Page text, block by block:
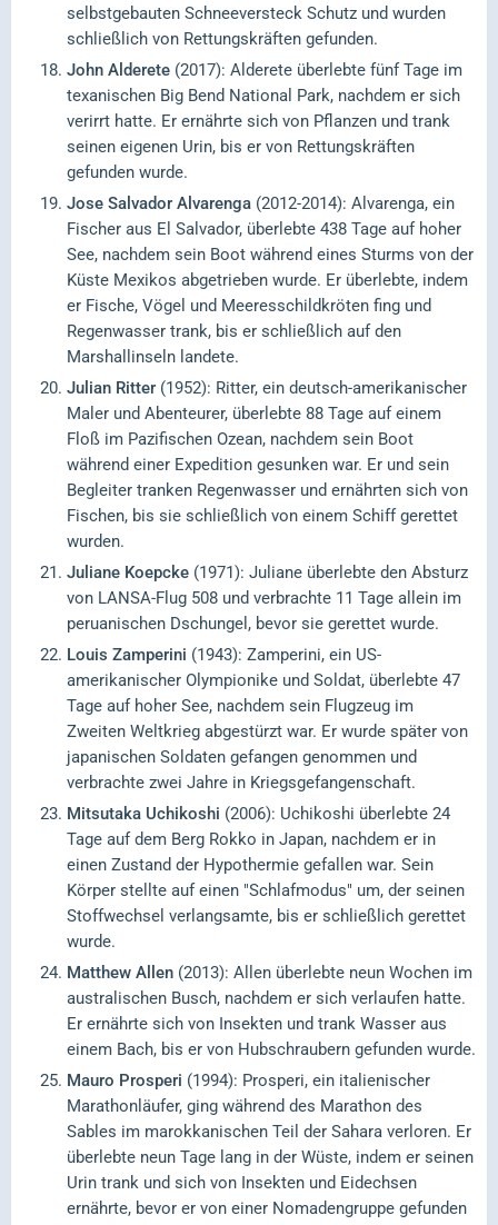
selbstgebauten Schneeversteck Schutz und wurden
schließlich von Rettungskräften gefunden.
John Alderete (2017): Alderete überlebte fünf Tage im
texanischen Big Bend National Park, nachdem er sich
verirrt hatte. Er ernährte sich von Pflanzen und trank
seinen eigenen Urin, bis er von Rettungskräften
gefunden wurde.
Jose Salvador Alvarenga (2012-2014): Alvarenga, ein
Fischer aus El Salvador, überlebte 438 Tage auf hoher
See, nachdem sein Boot während eines Sturms von der
Küste Mexikos abgetrieben wurde. Er überlebte, indem
er Fische, Vögel und Meeresschildkröten fing und
Regenwasser trank, bis er schließlich auf den
Marshallinseln landete.
Julian Ritter (1952): Ritter, ein deutsch-amerikanischer
Maler und Abenteurer, überlebte 88 Tage auf einem
Floß im Pazifischen Ozean, nachdem sein Boot
während einer Expedition gesunken war. Er und sein
Begleiter tranken Regenwasser und ernährten sich von
Fischen, bis sie schließlich von einem Schiff gerettet
wurden.
Juliane Koepcke (1971): Juliane überlebte den Absturz
von LANSA-Flug 508 und verbrachte 11 Tage allein im
peruanischen Dschungel, bevor sie gerettet wurde.
Louis Zamperini (1943): Zamperini, ein US-
amerikanischer Olympionike und Soldat, überlebte 47
Tage auf hoher See, nachdem sein Flugzeug im
Zweiten Weltkrieg abgestürzt war. Er wurde später von
japanischen Soldaten gefangen genommen und
verbrachte zwei Jahre in Kriegsgefangenschaft.
Mitsutaka Uchikoshi (2006): Uchikoshi überlebte 24
Tage auf dem Berg Rokko in Japan, nachdem er in
einen Zustand der Hypothermie gefallen war. Sein
Körper stellte auf einen "Schlafmodus" um, der seinen
Stoffwechsel verlangsamte, bis er schließlich gerettet
wurde.
Matthew Allen (2013): Allen überlebte neun Wochen im
australischen Busch, nachdem er sich verlaufen hatte.
Er ernährte sich von Insekten und trank Wasser aus
einem Bach, bis er von Hubschraubern gefunden wurde.
Mauro Prosperi (1994): Prosperi, ein italienischer
Marathonläufer, ging während des Marathon des
Sables im marokkanischen Teil der Sahara verloren. Er
überlebte neun Tage lang in der Wüste, indem er seinen
Urin trank und sich von Insekten und Eidechsen
ernährte, bevor er von einer Nomadengruppe gefunden